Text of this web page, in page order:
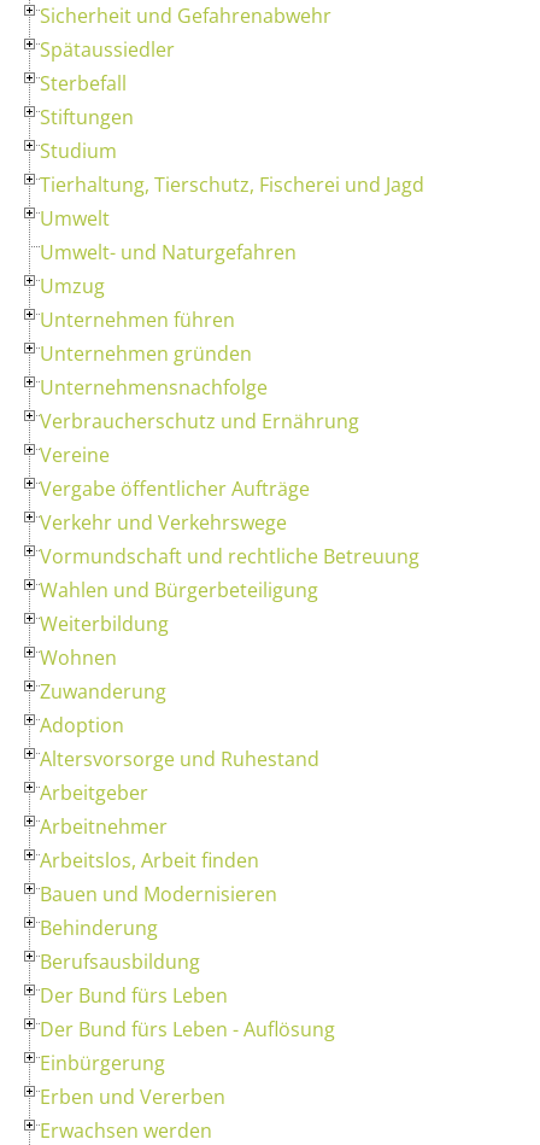
Sicherheit und Gefahrenabwehr
Spätaussiedler
Sterbefall
Stiftungen
Studium
Tierhaltung, Tierschutz, Fischerei und Jagd
Umwelt
Umwelt- und Naturgefahren
Umzug
Unternehmen führen
Unternehmen gründen
Unternehmensnachfolge
Verbraucherschutz und Ernährung
Vereine
Vergabe öffentlicher Aufträge
Verkehr und Verkehrswege
Vormundschaft und rechtliche Betreuung
Wahlen und Bürgerbeteiligung
Weiterbildung
Wohnen
Zuwanderung
Adoption
Altersvorsorge und Ruhestand
Arbeitgeber
Arbeitnehmer
Arbeitslos, Arbeit finden
Bauen und Modernisieren
Behinderung
Berufsausbildung
Der Bund fürs Leben
Der Bund fürs Leben - Auflösung
Einbürgerung
Erben und Vererben
Erwachsen werden